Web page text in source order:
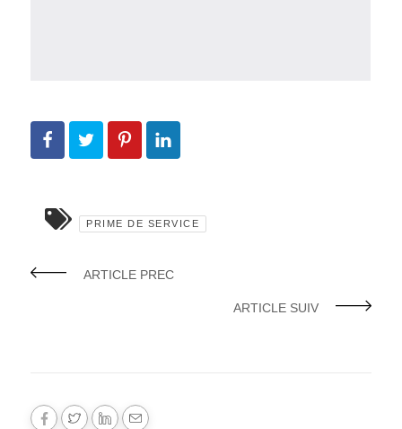
PRIME DE SERVICE
ARTICLE PREC
ARTICLE SUIV